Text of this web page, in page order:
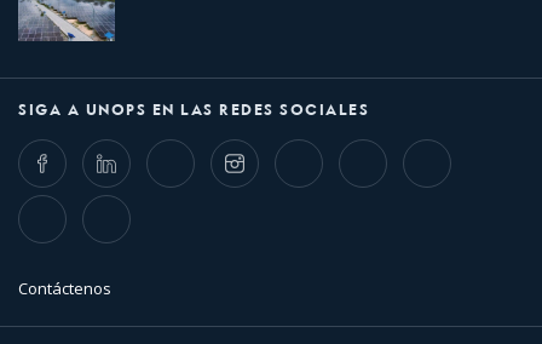
SIGA A UNOPS EN LAS REDES SOCIALES
FacebookLinkedIn Twitter InstagramWhatsappBluesky Threads
TikTok Flickr
Contáctenos